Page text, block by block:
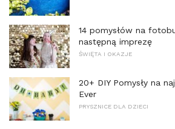
14 pomysłów na
następną imprezę
ŚWIĘTA I OKAZJE
20+ DIY Pomysły na
Ever
PRYSZNICE DLA DZIECI